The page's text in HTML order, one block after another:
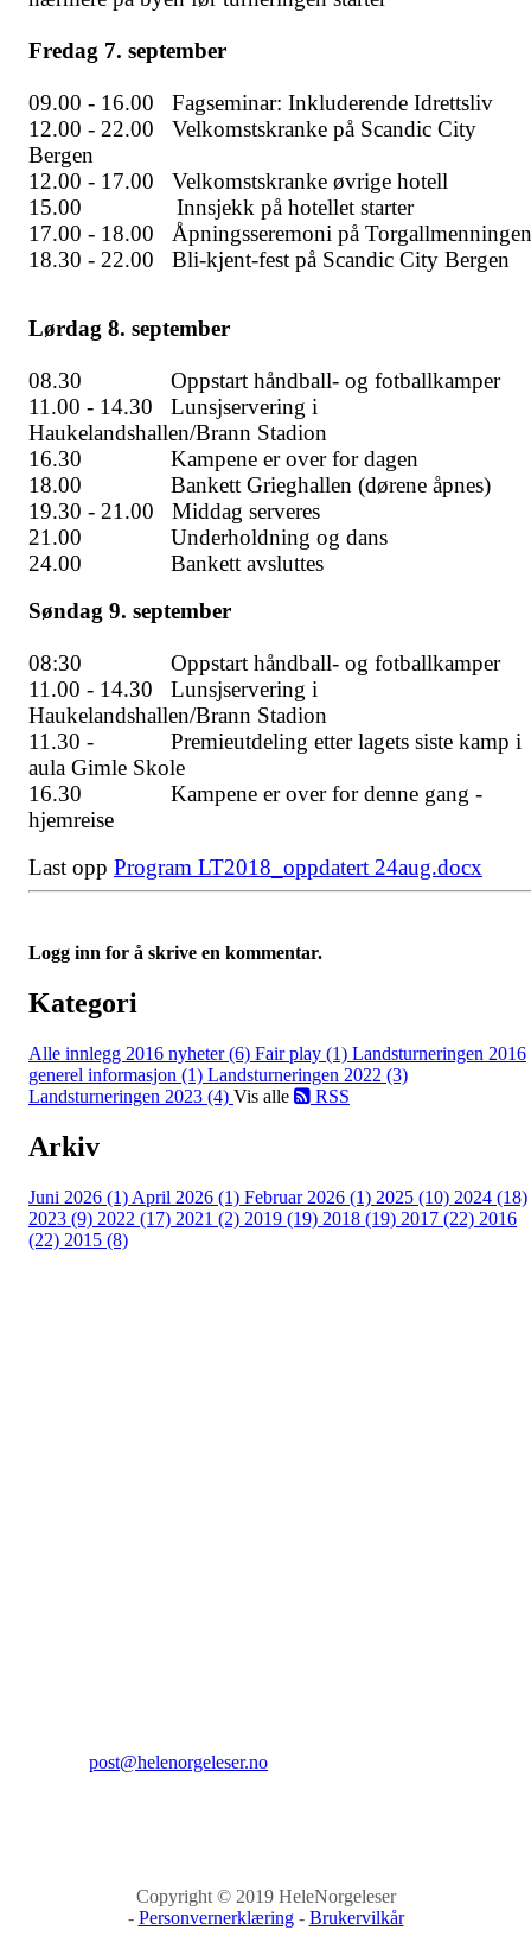
Fredag 7. september
09.00 - 16.00 Fagseminar: Inkluderende Idrettsliv
12.00 - 22.00 Velkomstskranke på Scandic City
Bergen
12.00 - 17.00 Velkomstskranke øvrige hotell
15.00 Innsjekk på hotellet starter
17.00 - 18.00 Åpningsseremoni på Torgallmenningen
18.30 - 22.00 Bli-kjent-fest på Scandic City Bergen
Lørdag 8. september
08.30 Oppstart håndball- og fotballkamper
11.00 - 14.30 Lunsjservering i
Haukelandshallen/Brann Stadion
16.30 Kampene er over for dagen
18.00 Bankett Grieghallen (dørene åpnes)
19.30 - 21.00 Middag serveres
21.00 Underholdning og dans
24.00 Bankett avsluttes
Søndag 9. september
08:30 Oppstart håndball- og fotballkamper
11.00 - 14.30 Lunsjservering i
Haukelandshallen/Brann Stadion
11.30 - Premieutdeling etter lagets siste kamp i
aula Gimle Skole
16.30 Kampene er over for denne gang -
hjemreise
Last opp Program LT2018_oppdatert 24aug.docx
Logg inn for å skrive en kommentar.
Kategori
Alle innlegg 2016 nyheter (6) Fair play (1) Landsturneringen 2016
generel informasjon (1) Landsturneringen 2022 (3)
Landsturneringen 2023 (4) Vis alle RSS
Arkiv
Juni 2026 (1) April 2026 (1) Februar 2026 (1) 2025 (10) 2024 (18)
2023 (9) 2022 (17) 2021 (2) 2019 (19) 2018 (19) 2017 (22) 2016
(22) 2015 (8)
post@helenorgeleser.no
Copyright © 2019 HeleNorgeleser
- Personvernerklæring- Brukervilkår